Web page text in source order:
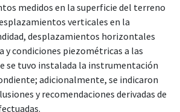
medidos en la superficie del terreno
verticales en la
desplazamientos horizontales
y condiciones piezométricas a las
se tuvo instalada la instrumentación
adicionalmente, se indicaron
y recomendaciones derivadas de